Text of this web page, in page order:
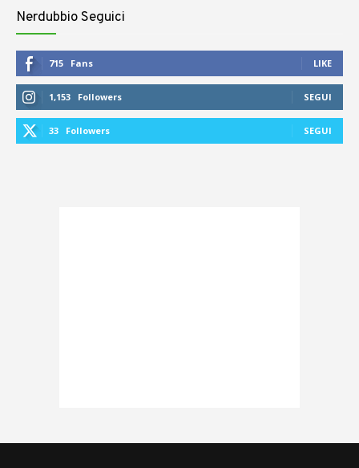
Nerdubbio Seguici
715 Fans LIKE
1,153 Followers SEGUI
33 Followers SEGUI